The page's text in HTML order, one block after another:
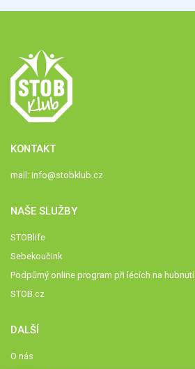
KONTAKT
mail: info@stobklub.cz
NAŠE SLUŽBY
STOBlife
Sebekoučink
Podpůrný online program při lécích na hubnutí
STOB.cz
DALŠÍ
O nás